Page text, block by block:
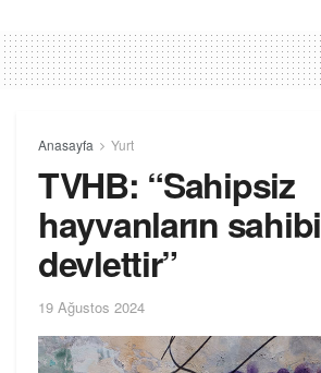
Anasayfa Yurt
TVHB: “Sahipsiz
hayvanların sahibi
devlettir”
19 Ağustos 2024